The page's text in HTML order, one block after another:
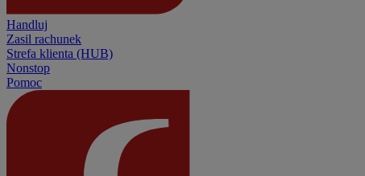
Handluj
Zasil rachunek
Strefa klienta (HUB)
Nonstop
Pomoc